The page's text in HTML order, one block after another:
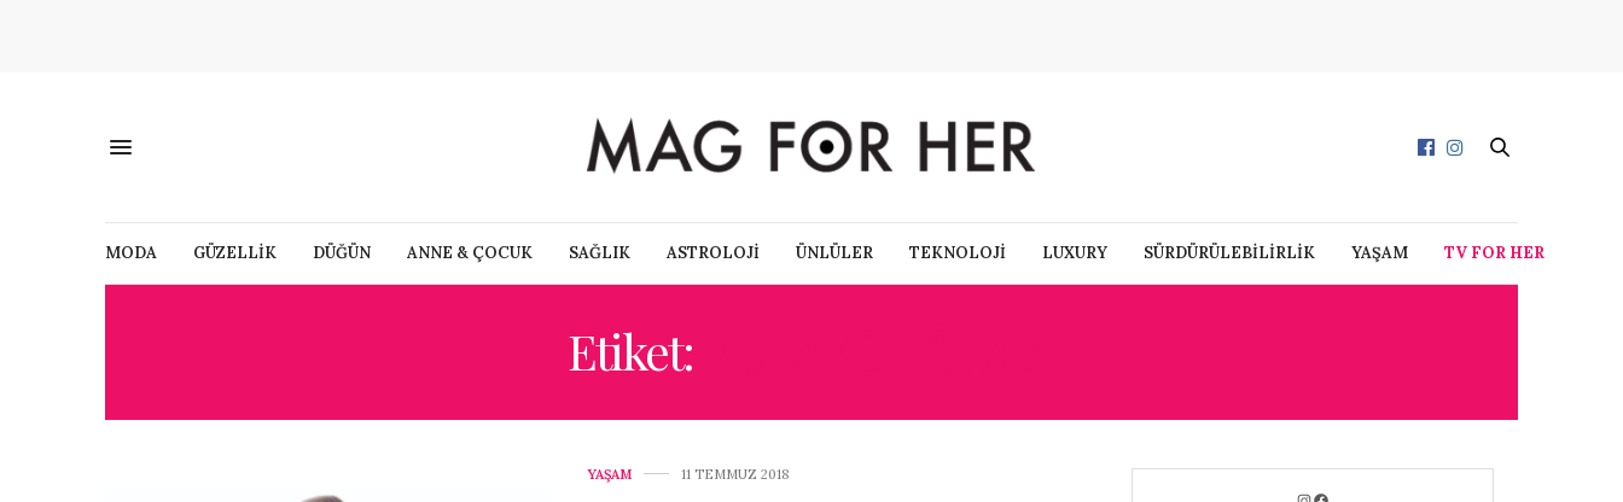
MODA GÜZELLİK DÜĞÜN ANNE & ÇOCUK SAĞLIK ASTROLOJİ ÜNLÜLER TEKNOLOJİ LUXURY SÜRDÜRÜLEBİLİRLİK YAŞAM TV FOR HER
Etiket:
YAŞAM 11 TEMMUZ 2018